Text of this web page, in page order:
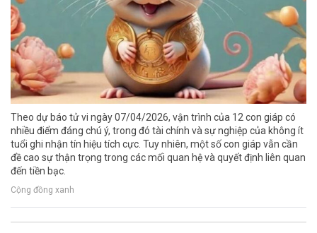
Theo dự báo tử vi ngày 07/04/2026, vận trình của 12 con giáp có
nhiều điểm đáng chú ý, trong đó tài chính và sự nghiệp của không ít
tuổi ghi nhận tín hiệu tích cực. Tuy nhiên, một số con giáp vẫn cần
đề cao sự thận trọng trong các mối quan hệ và quyết định liên quan
đến tiền bạc.
Cộng đồng xanh